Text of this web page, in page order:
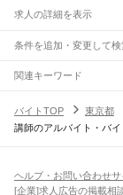
求人の詳細を表示
条件を追加・変更して検
市区町村を追加・変更
東京都すべて
東京23区 すべて
江戸川区
駅を追加・変更
JR山手線
大崎駅五反田駅目黒
職種を追加・変更
飲食・フードサービ
ホールスタッフキッ
人気
関連キーワード
バイトTOP
東京都
講師のアルバイト・バイ
ヘルプ・お問い合わせサ
[企業]求人広告の掲載相